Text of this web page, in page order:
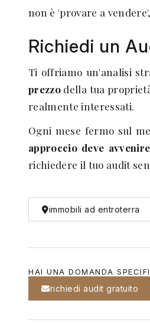
non è 'provare a
Richiedi un
Ti offriamo un'analisi
prezzodella tua
realmente interessati.
Ogni mese fermo sul
approccio deve
richiedere il tuo audit
immobili ad entroterra
HAI UNA DOMANDA
richiedi audit gratuito